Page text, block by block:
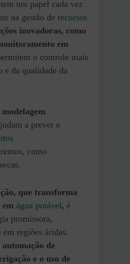
tem um papel cada vez
na gestão de recursos
inovadoras, como
em
o controle mais
e da qualidade da
a prever e
como
que transforma
em água potável, é
promissora,
em regiões áridas.
automação de
e o uso de